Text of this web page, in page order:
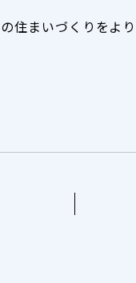
住まいづくりをより